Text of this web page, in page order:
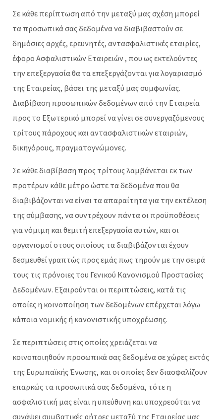
Σε κάθε περίπτωση από την μεταξύ μας σχέση μπορεί
τα προσωπικά σας δεδομένα να διαβιβαστούν σε
δημόσιες αρχές, ερευνητές, αντασφαλιστικές εταιρίες,
έφορο Ασφαλιστικών Εταιρειών , που ως εκτελούντες
την επεξεργασία θα τα επεξεργάζονται για λογαριασμό
της Εταιρείας, βάσει της μεταξύ μας συμφωνίας.
Διαβίβαση προσωπικών δεδομένων από την Εταιρεία
προς το Εξωτερικό μπορεί να γίνει σε συνεργαζόμενους
τρίτους πάροχους και αντασφαλιστικών εταιριών,
δικηγόρους, πραγματογνώμονες.
Σε κάθε διαβίβαση προς τρίτους λαμβάνεται εκ των
προτέρων κάθε μέτρο ώστε τα δεδομένα που θα
διαβιβάζονται να είναι τα απαραίτητα για την εκτέλεση
της σύμβασης, να συντρέχουν πάντα οι προϋποθέσεις
για νόμιμη και θεμιτή επεξεργασία αυτών, και οι
οργανισμοί στους οποίους τα διαβιβάζονται έχουν
δεσμευθεί γραπτώς προς εμάς πως τηρούν με την σειρά
τους τις πρόνοιες του Γενικού Κανονισμού Προστασίας
Δεδομένων. Εξαιρούνται οι περιπτώσεις, κατά τις
οποίες η κοινοποίηση των δεδομένων επέρχεται λόγω
κάποια νομικής ή κανονιστικής υποχρέωσης.
Σε περιπτώσεις στις οποίες χρειάζεται να
κοινοποιηθούν προσωπικά σας δεδομένα σε χώρες εκτός
της Ευρωπαϊκής Ένωσης, και οι οποίες δεν διασφαλίζουν
επαρκώς τα προσωπικά σας δεδομένα, τότε η
ασφαλιστική μας είναι η υπεύθυνη και υποχρεούται να
συνάψει συμβατικές ρήτρες μεταξύ της Εταιρείας μας